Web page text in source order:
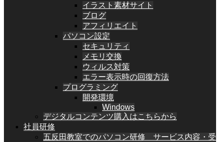
イラスト素材サイト
ブログ
アフィリエイト
パソコン設定
セキュリティ
メモリ交換
ウィルス対策
エラー表示時の回復方法
プログラミング
開発環境
Windows
デジタルコンテンツ購入はこちらから
社員研修
五反田教室でのパソコン研修 サービス内容・受